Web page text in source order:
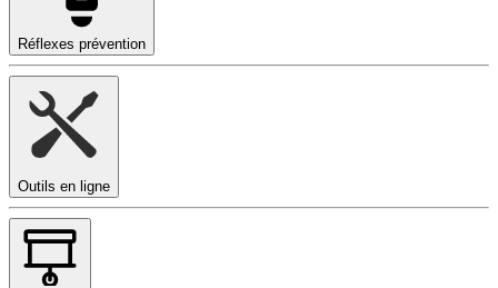
Réflexes prévention
Outils en ligne